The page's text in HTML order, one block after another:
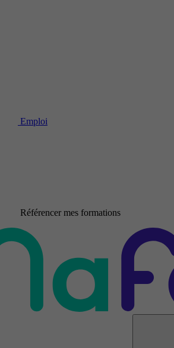
Emploi
Référencer mes formations